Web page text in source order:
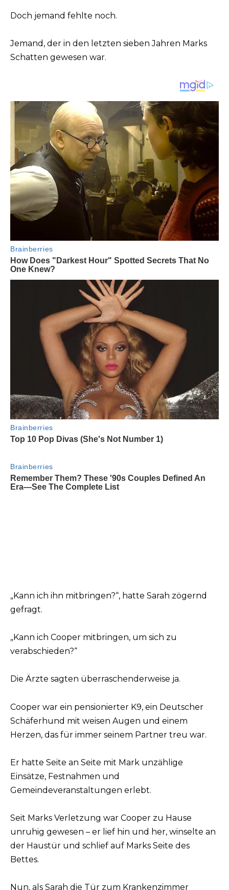
Doch jemand fehlte noch.
Jemand, der in den letzten sieben Jahren Marks
Schatten gewesen war.
„Kann ich ihn mitbringen?“, hatte Sarah zögernd
gefragt.
„Kann ich Cooper mitbringen, um sich zu
verabschieden?“
Die Ärzte sagten überraschenderweise ja.
Cooper war ein pensionierter K9, ein Deutscher
Schäferhund mit weisen Augen und einem
Herzen, das für immer seinem Partner treu war.
Er hatte Seite an Seite mit Mark unzählige
Einsätze, Festnahmen und
Gemeindeveranstaltungen erlebt.
Seit Marks Verletzung war Cooper zu Hause
unruhig gewesen – er lief hin und her, winselte an
der Haustür und schlief auf Marks Seite des
Bettes.
Nun, als Sarah die Tür zum Krankenzimmer